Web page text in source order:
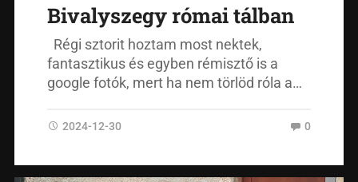
Bivalyszegy római tálban
Régi sztorit hoztam most nektek,
fantasztikus és egyben rémisztő is a
google fotók, mert ha nem törlöd róla a…
2024-12-30 0